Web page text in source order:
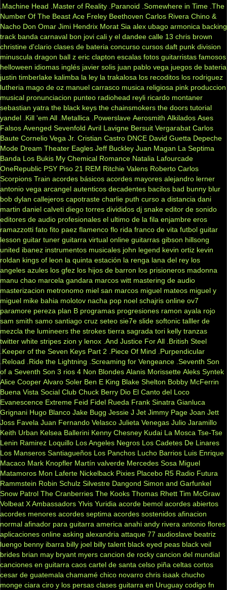
.Machine Head
.Master of Reality .Paranoid .Somewhere in Time .The
Number Of The Beast Ace Freley Beethoven Carlos Rivera Chino &
Nacho Don Omar Jimi Hendrix Morat Sia alex ubago armonica backing
track banda carnaval bon jovi cali y el dandee calle 13 chris brown
christine d'clario clases de bateria concurso cursos daft punk division
minuscula dragon ball z eric clapton escalas fotos guitarristas famosos
helloween idiomas inglés javier solis juan pablo vega juegos de bateria
justin timberlake kalimba la ley la trakalosa los recoditos los rodriguez
lutheria mago de oz manuel carrasco musica religiosa pink produccion
musical pronunciacion punteo radiohead reyli ricardo montaner
sebastian yatra the black keys the chainsmokers the doors tutorial
yandel .Kill 'em All .Metallica .Powerslave Aerosmith Alkilados Ases
Falsos Avenged Sevenfold Avril Lavigne Bersuit Vergarabat Carlos
Baute Cornelio Vega Jr. Cristian Castro DNCE David Guetta Depeche
Mode Dream Theater Eagles Jeff Buckley Juan Magan La Septima
Banda Los Bukis My Chemical Romance Natalia Lafourcade
OneRepublic PSY Piso 21 REM Ritchie Valens Roberto Carlos
Scorpions Train acordes básicos acordes mayores alejandro lerner
antonio vega arcangel autenticos decadentes bacilos bad bunny blur
bob dylan callejeros capotraste charlie puth curso a distancia dani
martin daniel calveti diego torres divididos dj snake editor de sonido
editores de audio profesionales el ultimo de la fila enjambre eros
ramazzotti fato fito paez flamenco flo rida franco de vita futbol guitar
lesson guitar tuner guitarra virtual online guitarras gibson hillsong
united ibanez instrumentos musicales john legend kevin ortiz kevin
roldan kings of leon la quinta estación la renga lana del rey los
angeles azules los gfez los hijos de barron los prisioneros madonna
manu chao marcela gandara marcos witt mastering de audio
masterizacion metronomo miel san marcos miguel mateos miguel y
miguel mike bahia molotov nacha pop noel schajris online ov7
paramore pereza plan B programas progresiones ramon ayala rojo
sam smith samo santiago cruz seteo sie7e slide softonic talller de
mezcla the lumineers the strokes tierra sagrada tori kelly tranzas
twitter white stripes zion y lenox .And Justice For All .British Steel
.Keeper of the Seven Keys Part 2
.Piece Of Mind
.Purpendicular
.Reload
.Ride the Lightning .Screaming for Vengeance .Seventh Son
of a Seventh Son 3 rios 4 Non Blondes Alanis Morissette Aleks Syntek
Alice Cooper Alvaro Soler Ben E King Blake Shelton Bobby McFerrin
Buena Vista Social Club Chuck Berry Dio El Canto del Loco
Evanescence Extreme Feid Fidel Rueda Frank Sinatra Gianluca
Grignani Hugo Blanco Jake Bugg Jessie J Jet Jimmy Page Joan Jett
Joss Favela Juan Fernando Velasco Julieta Venegas Julio Jaramillo
Keith Urban Kelsea Ballerini Kenny Chesney Kudai La Mosca Tse-Tse
Lenin Ramirez Loquillo Los Angeles Negros Los Cadetes De Linares
Los Manseros Santiagueños Los Panchos Lucho Barrios Luis Enrique
Macaco Mark Knopfler Martín valverde Mercedes Sosa Miguel
Matamoros Mon Laferte Nickelback Pixies Placebo R5 Radio Futura
Rammstein Robin Schulz Silvestre Dangond Simon and Garfunkel
Snow Patrol The Cranberries The Kooks Thomas Rhett Tim McGraw
Volbeat X Ambassadors Ylvis Yuridia acorde bemol acordes abiertos
acordes menores acordes septima acordes sostenidos afinacion
normal afinador para guitarra america anahi andy rivera antonio flores
aplicaciones online asking alexandria attaque 77 audioslave beatriz
luengo benny ibarra billy joel billy talent black eyed peas black veil
brides brian may bryant myers cancion de rocky cancion del mundial
canciones en guitarra caos cartel de santa celso piña celtas cortos
cesar de guatemala chamamé chico novarro chris isaak chucho
monge ciara ciro y los persas clases guitarra en Uruguay codigo fn